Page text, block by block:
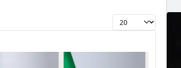
Toon #